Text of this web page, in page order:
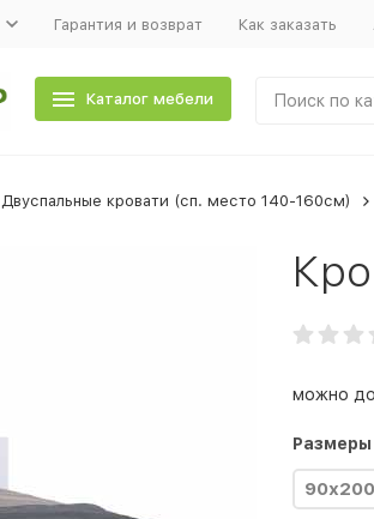
Гарантия и возврат Как заказать
Каталог мебели
Двуспальные кровати (сп. место 140-160см)
можно
Размеры